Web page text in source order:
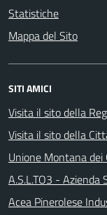
Statistiche
Mappa del Sito
SITI AMICI
Visita il sito della
Visita il sito della
Unione Montana dei
A.S.L.TO3 - Azienda
Acea Pinerolese